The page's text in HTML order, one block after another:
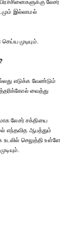
லேசர்
இல்லாமல்
முடியும்.
எடுக்க வேண்டும்
வைத்து
லேசர் சக்தியை
எந்தவித ஆபத்தும்
செலுத்தி உள்ளே